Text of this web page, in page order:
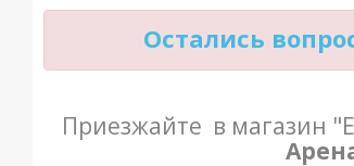
Остались
Приезжайте в магазин